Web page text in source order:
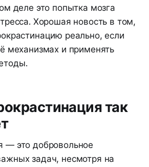
деле это попытка мозга
Хорошая новость в том,
реально, если
механизмах и применять
так
— это добровольное
задач, несмотря на